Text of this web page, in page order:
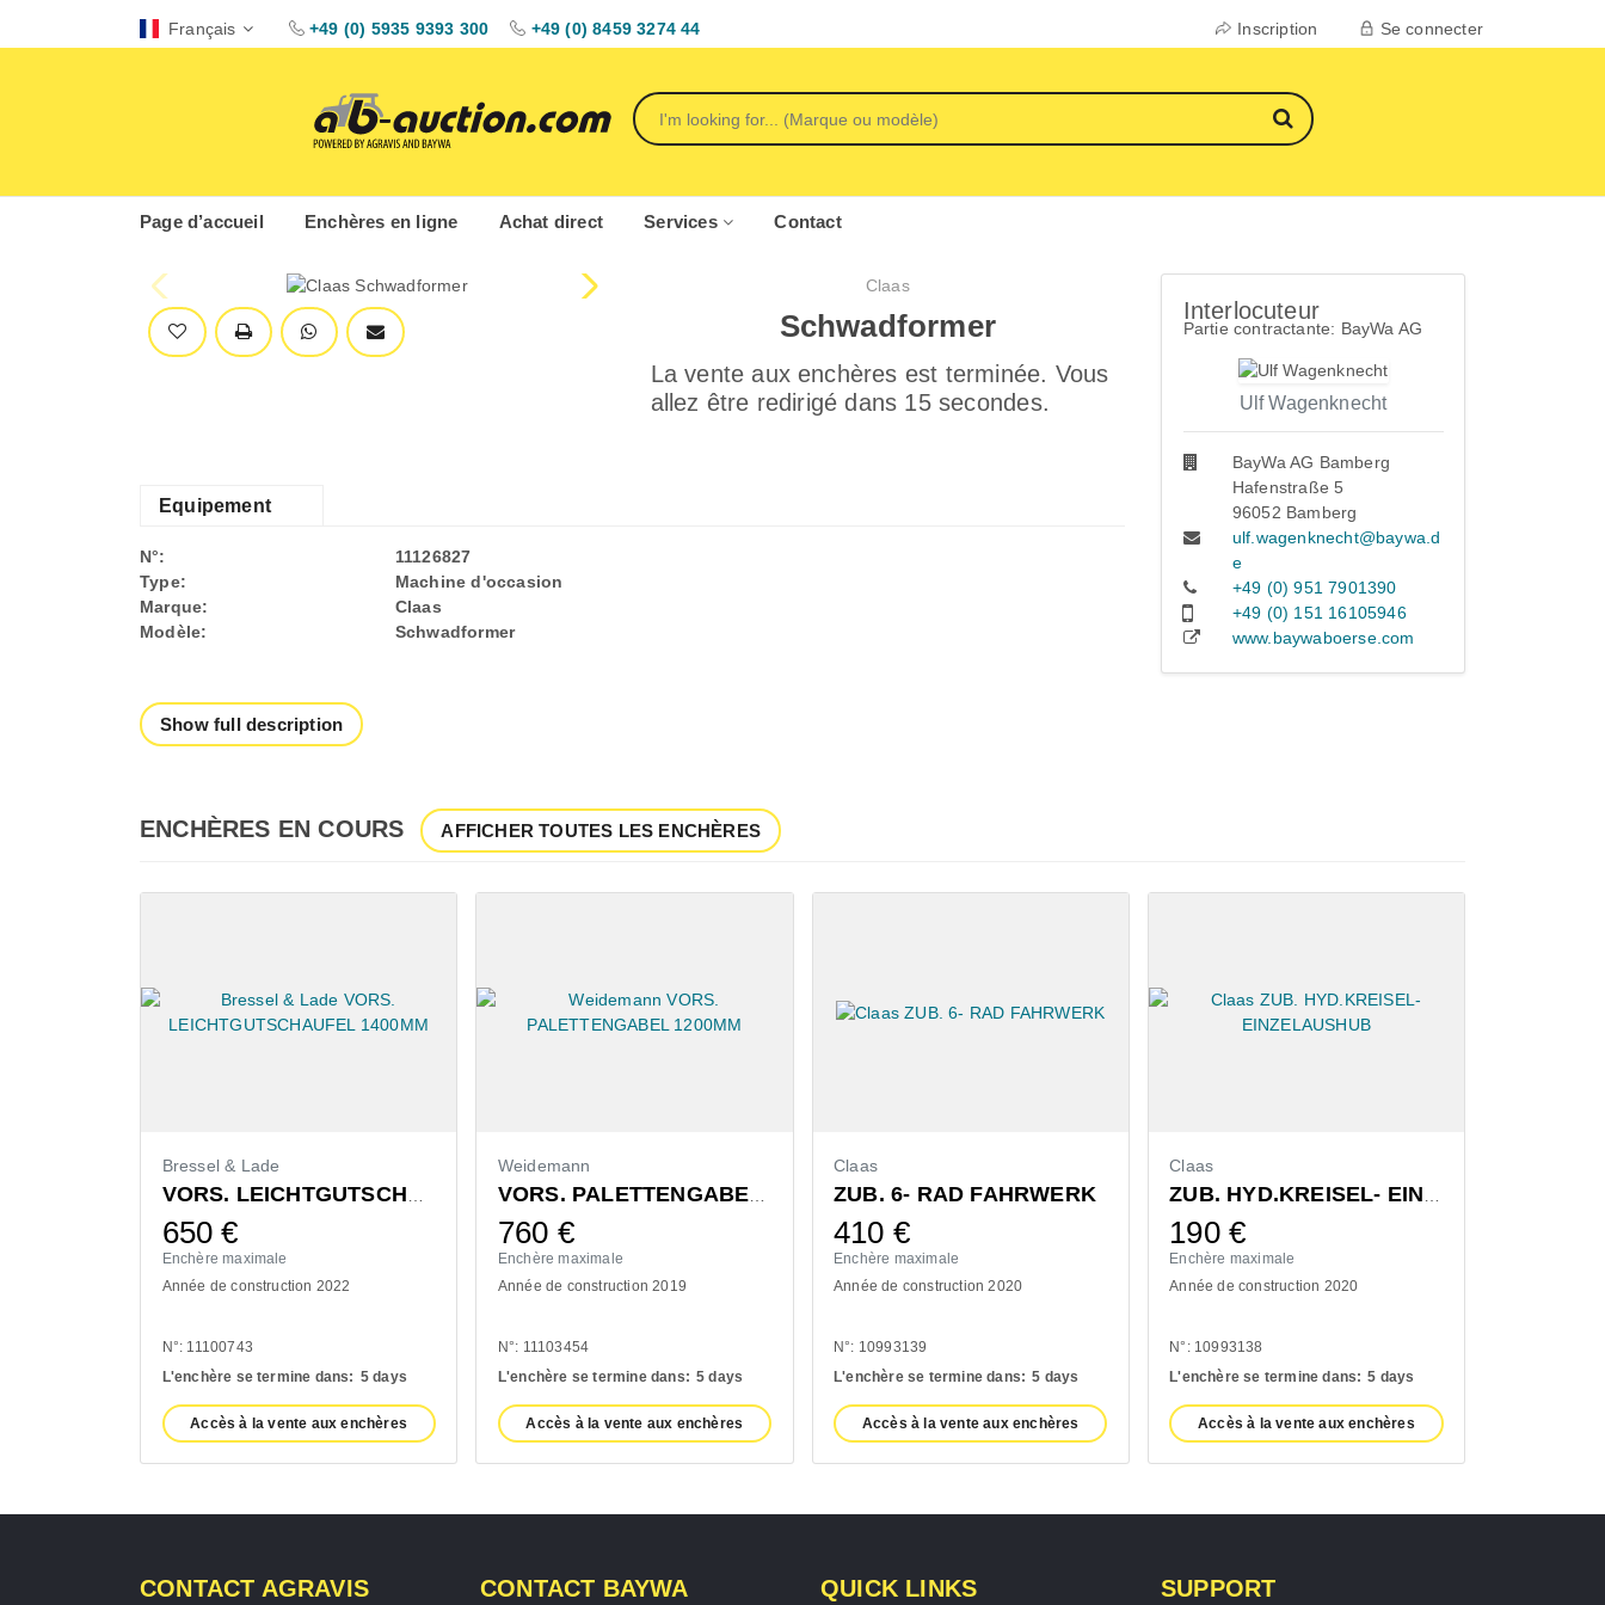
Français +49 (0) 5935 9393 300 +49 (0) 8459 3274 44 Inscription Se connecter
Page d’accueil Enchères en ligne Achat direct Services Contact
Claas
Schwadformer
La vente aux enchères est terminée. Vous
allez être redirigé dans 15 secondes.
Equipement
N°:
11126827
Type:
Machine d'occasion
Marque:
Claas
Modèle:
Schwadformer
Show full description
Interlocuteur
Partie contractante: BayWa AG
Ulf Wagenknecht
BayWa AG Bamberg
Hafenstraße 5
96052 Bamberg
ulf.wagenknecht@baywa.d
e
+49 (0) 951 7901390
+49 (0) 151 16105946
www.baywaboerse.com
ENCHÈRES EN COURS AFFICHER TOUTES LES ENCHÈRES
Bressel & Lade
650€
Enchère maximale
Année de construction 2022
N°: 11100743
L'enchère se termine dans: 5 days
Accès à la vente aux enchères
Weidemann
760 €
Enchère maximale
Année de construction 2019
N°: 11103454
L'enchère se termine dans: 5 days
Accès à la vente aux enchères
Claas
ZUB. 6- RAD FAHRWERK
410 €
Enchère maximale
Année de construction 2020
N°: 10993139
L'enchère se termine dans: 5 days
Accès à la vente aux enchères
Claas
190€
Enchère maximale
Année de construction 2020
N°: 10993138
L'enchère se termine dans: 5 days
Accès à la vente aux enchères
CONTACT AGRAVIS CONTACT BAYWA QUICK LINKS SUPPORT